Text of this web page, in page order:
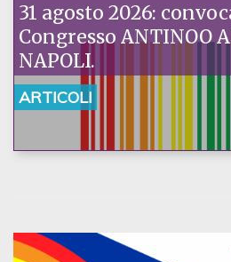
31 agosto 2026:
Congresso ANTINOO
NAPOLI.
ARTICOLI